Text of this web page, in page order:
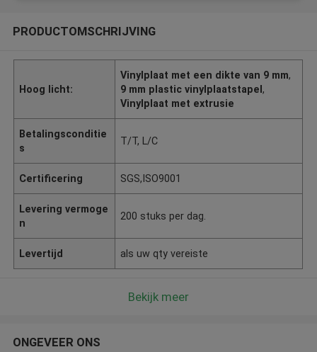
PRODUCTOMSCHRIJVING
Hoog licht:
Vinylplaat met een dikte van 9 mm,
9 mm plastic vinylplaatstapel,
Vinylplaat met extrusie
Betalingsconditie
s
T/T, L/C
Certificering SGS,ISO9001
Levering vermoge
n
200 stuks per dag.
Levertijd als uw qty vereiste
Bekijk meer
ONGEVEER ONS